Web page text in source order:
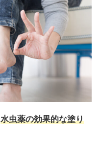
水虫薬の効果的な塗り